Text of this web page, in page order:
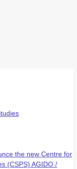
the new Centre for
(CSPS) AGIDO /